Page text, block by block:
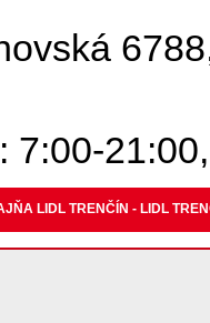
7:00-
LIDL TRENČÍN - LIDL